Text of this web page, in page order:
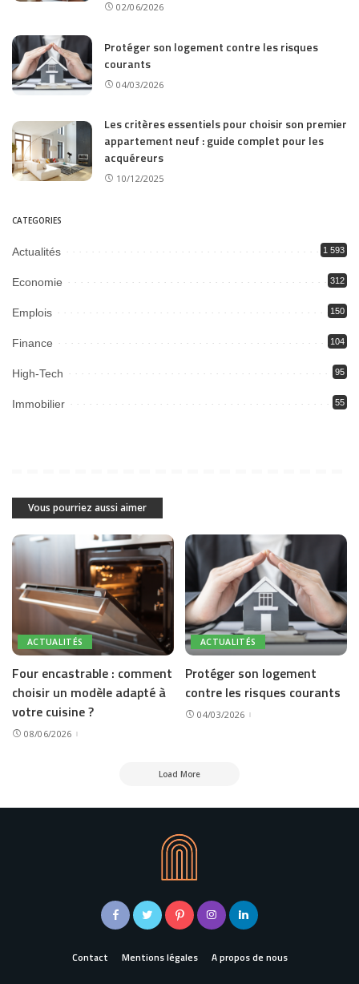
02/06/2026
Protéger son logement contre les risques
courants
04/03/2026
Les critères essentiels pour choisir son premier
appartement neuf : guide complet pour les
acquéreurs
10/12/2025
CATEGORIES
Actualités 1 593
Economie 312
Emplois 150
Finance 104
High-Tech 95
Immobilier 55
Vous pourriez aussi aimer
ACTUALITÉS
Four encastrable : comment
choisir un modèle adapté à
votre cuisine ?
08/06/2026
ACTUALITÉS
Protéger son logement
contre les risques courants
04/03/2026
Load More
Contact Mentions légales A propos de nous